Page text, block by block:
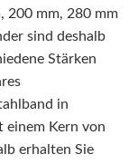
200 mm, 280 mm
sind deshalb
Stärken
in
einem Kern von
erhalten Sie